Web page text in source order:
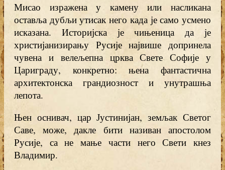
Мисао изражена у камену или насликана
оставља дубљи утисак него када је само усмено
исказана. Историјска је чињеница да је
христијанизирању Русије највише допринела
чувена и велељепна црква Свете Софије у
Цариграду, конкретно: њена фантастична
архитектонска грандиозност и унутрашња
лепота.
Њен оснивач, цар Јустинијан, земљак Светог
Саве, може, дакле бити називан апостолом
Русије, са не мање части него Свети кнез
Владимир.